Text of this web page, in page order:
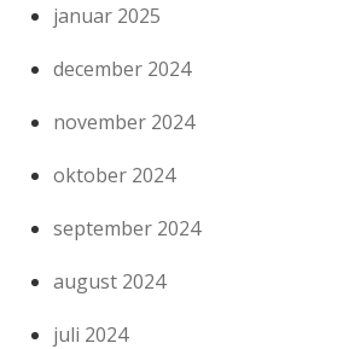
januar 2025
december 2024
november 2024
oktober 2024
september 2024
august 2024
juli 2024